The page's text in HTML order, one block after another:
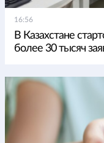
16:56
В Казахстане
более 30 тысяч